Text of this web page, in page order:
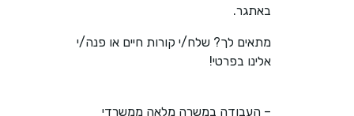
באתגר.
מתאים לך? שלח/י קורות חיים או פנה/י
אלינו בפרטי!
– העבודה במשרה מלאה ממשרדי